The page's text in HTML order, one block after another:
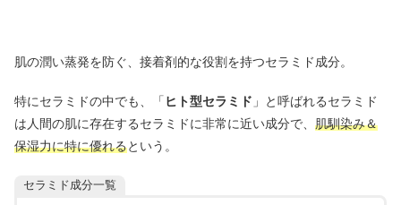
肌の潤い蒸発を防ぐ、接着剤的な役割を持つセラミド成分。
特にセラミドの中でも、「 ヒト型セラミド 」と呼ばれるセラミド
は人間の肌に存在するセラミドに非常に近い成分で、 肌馴染み＆
保湿力に特に優れるという。
セラミド成分一覧